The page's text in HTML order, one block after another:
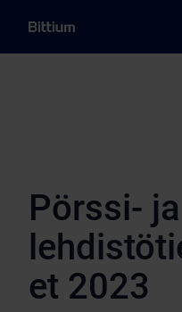
Pörssi- ja
et 2023